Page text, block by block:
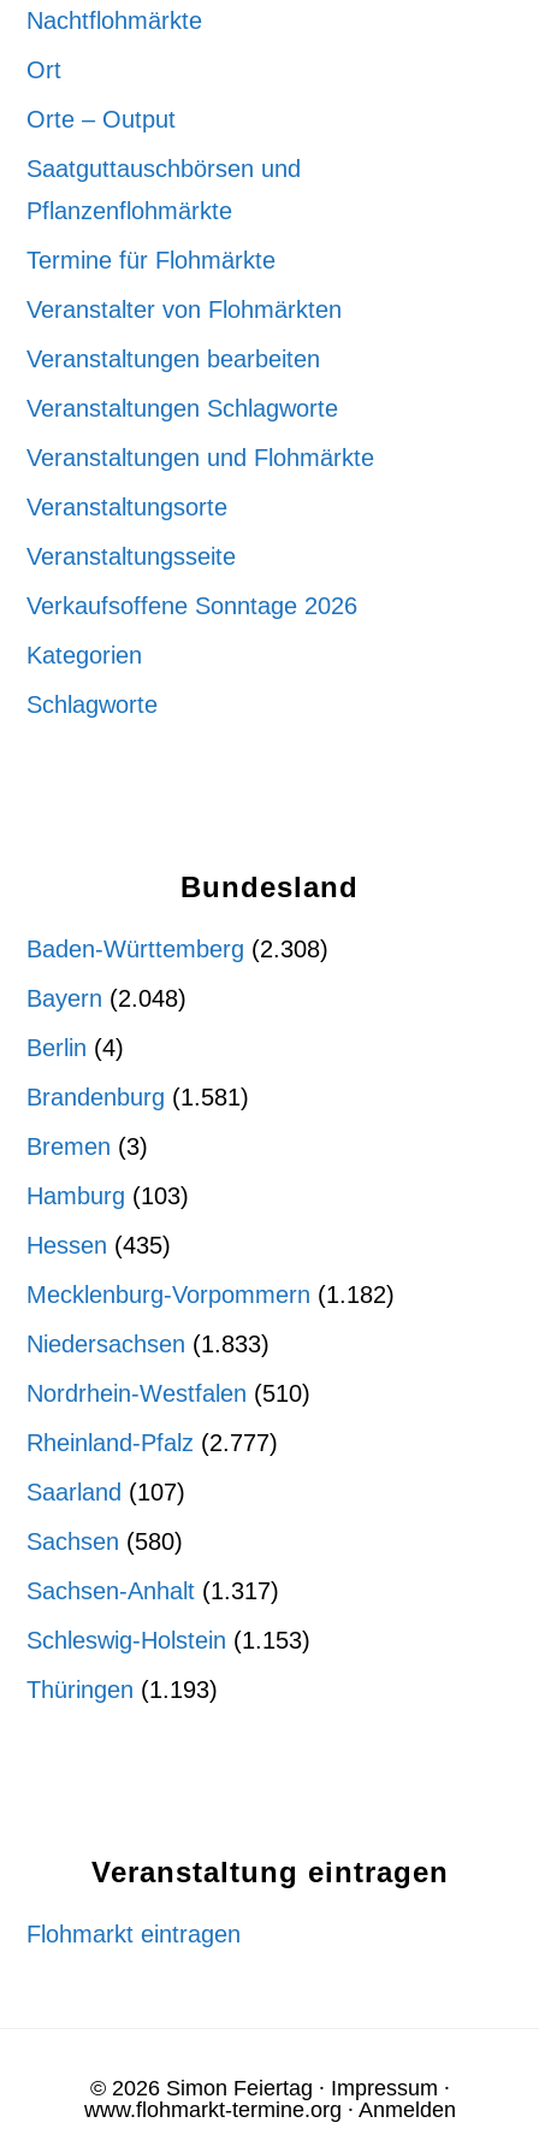
Nachtflohmärkte
Ort
Orte – Output
Saatguttauschbörsen und
Pflanzenflohmärkte
Termine für Flohmärkte
Veranstalter von Flohmärkten
Veranstaltungen bearbeiten
Veranstaltungen Schlagworte
Veranstaltungen und Flohmärkte
Veranstaltungsorte
Veranstaltungsseite
Verkaufsoffene Sonntage 2026
Kategorien
Schlagworte
Bundesland
Baden-Württemberg (2.308)
Bayern (2.048)
Berlin (4)
Brandenburg (1.581)
Bremen (3)
Hamburg (103)
Hessen (435)
Mecklenburg-Vorpommern (1.182)
Niedersachsen (1.833)
Nordrhein-Westfalen (510)
Rheinland-Pfalz (2.777)
Saarland (107)
Sachsen (580)
Sachsen-Anhalt (1.317)
Schleswig-Holstein (1.153)
Thüringen (1.193)
Veranstaltung eintragen
Flohmarkt eintragen
© 2026 Simon Feiertag ⸱ Impressum ⸱
www.flohmarkt-termine.org ⸱ Anmelden